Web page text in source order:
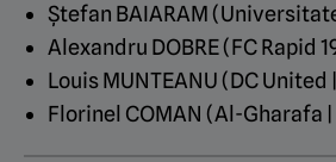
Ștefan BAIARAM
Alexandru DOBRE (FC Rapid
Louis MUNTEANU (DC United
Florinel COMAN (Al-Gharafa